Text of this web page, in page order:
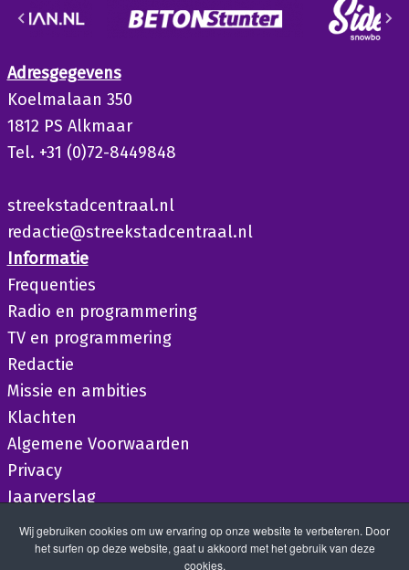
Adresgegevens
Koelmalaan 350
1812 PS Alkmaar
Tel. +31 (0)72-8449848
streekstadcentraal.nl
redactie@streekstadcentraal.nl
Informatie
Frequenties
Radio en programmering
TV en programmering
Redactie
Missie en ambities
Klachten
Algemene Voorwaarden
Privacy
Jaarverslag
Wij gebruiken cookies om uw ervaring op onze website te verbeteren. Door
het surfen op deze website, gaat u akkoord met het gebruik van deze
cookies.